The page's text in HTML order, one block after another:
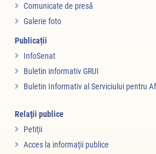
Comunicate de presă
Galerie foto
Publicații
InfoSenat
Buletin informativ GRUI
Buletin Informativ al Serviciului pentru
Relaţii publice
Petiţii
Acces la informaţii publice